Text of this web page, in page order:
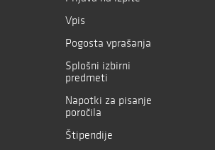
Vpis
Pogosta vprašanja
Splošni izbirni
predmeti
Napotki za pisanje
poročila
Štipendije